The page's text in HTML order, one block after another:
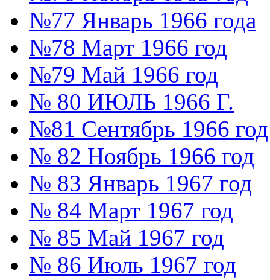
№77 Январь 1966 года
№78 Март 1966 год
№79 Май 1966 год
№ 80 ИЮЛЬ 1966 Г.
№81 Сентябрь 1966 год
№ 82 Ноябрь 1966 год
№ 83 Январь 1967 год
№ 84 Март 1967 год
№ 85 Май 1967 год
№ 86 Июль 1967 год